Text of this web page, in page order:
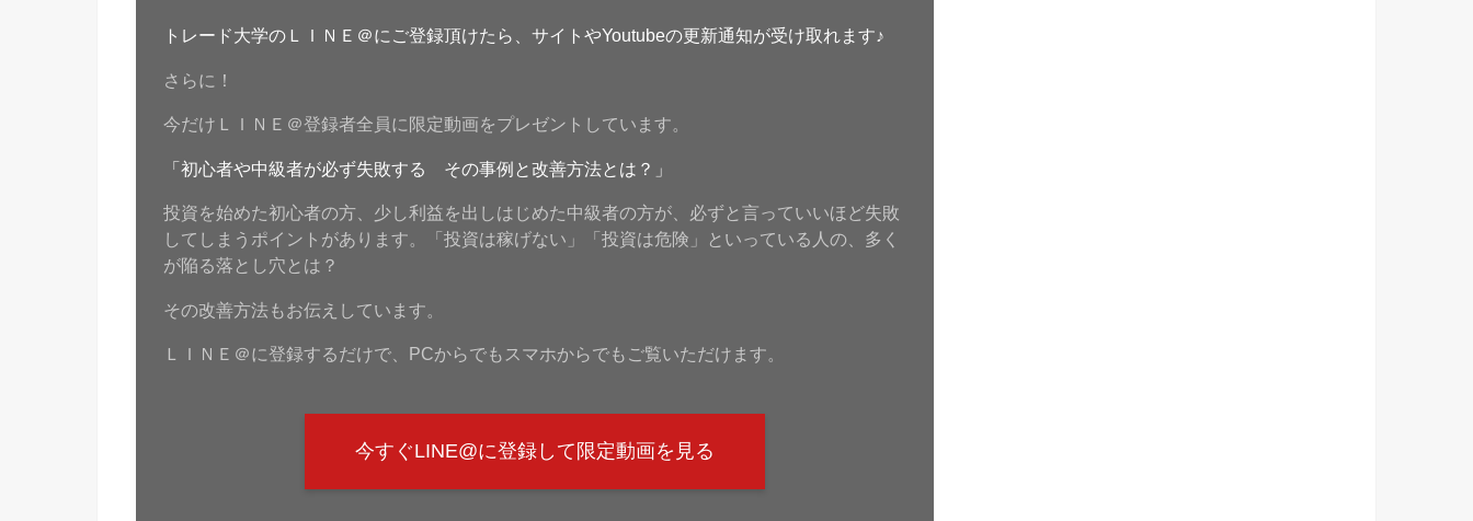
トレード大学のＬＩＮＥ＠にご登録頂けたら、サイトやYoutubeの更新通知が受け取れます♪
さらに！
今だけＬＩＮＥ＠登録者全員に限定動画をプレゼントしています。
「初心者や中級者が必ず失敗する その事例と改善方法とは？」
投資を始めた初心者の方、少し利益を出しはじめた中級者の方が、必ずと言っていいほど失敗
してしまうポイントがあります。「投資は稼げない」「投資は危険」といっている人の、多く
が陥る落とし穴とは？
その改善方法もお伝えしています。
ＬＩＮＥ＠に登録するだけで、PCからでもスマホからでもご覧いただけます。
今すぐLINE@に登録して限定動画を見る